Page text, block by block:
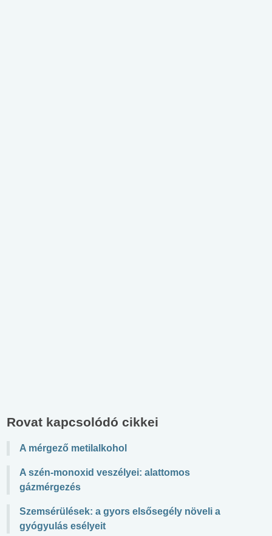
Rovat kapcsolódó cikkei
A mérgező metilalkohol
A szén-monoxid veszélyei: alattomos
gázmérgezés
Szemsérülések: a gyors elsősegély növeli a
gyógyulás esélyeit